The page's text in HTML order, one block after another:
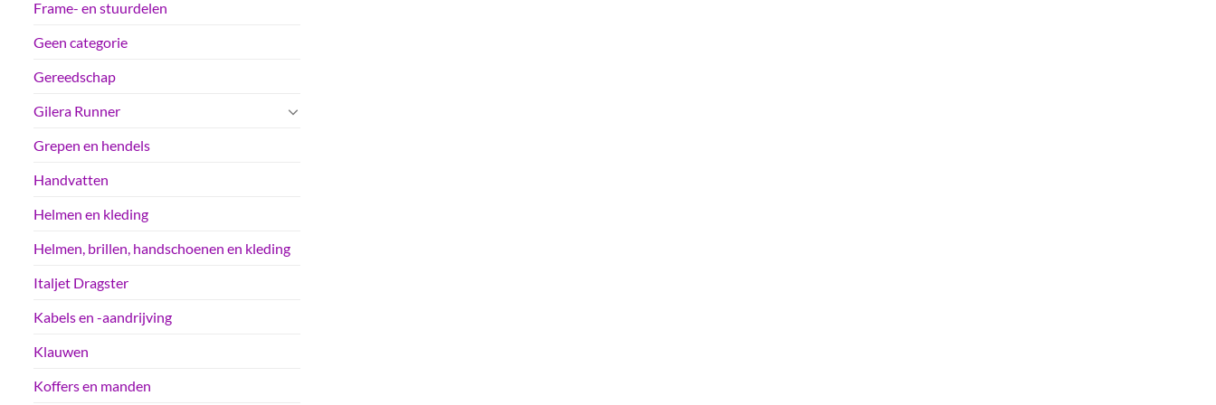
Frame- en stuurdelen
Geen categorie
Gereedschap
Gilera Runner
Grepen en hendels
Handvatten
Helmen en kleding
Helmen, brillen, handschoenen en kleding
Italjet Dragster
Kabels en -aandrijving
Klauwen
Koffers en manden